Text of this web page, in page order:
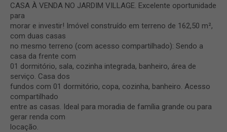
CASA À VENDA NO JARDIM VILLAGE. Excelente oportunidade
para
morar e investir! Imóvel construído em terreno de 162,50 m²,
com duas casas
no mesmo terreno (com acesso compartilhado): Sendo a
casa da frente com
01 dormitório, sala, cozinha integrada, banheiro, área de
serviço. Casa dos
fundos com 01 dormitório, copa, cozinha, banheiro. Acesso
compartilhado
entre as casas. Ideal para moradia de família grande ou para
gerar renda com
locação.